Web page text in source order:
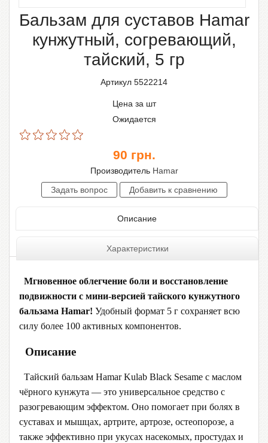
Бальзам для суставов Hamar
кунжутный, согревающий,
тайский, 5 гр
Артикул 5522214
Цена за шт
Ожидается
90 грн.
Производитель Hamar
Описание
Характеристики
Мгновенное облегчение боли и восстановление
подвижности с мини-версией тайского кунжутного
бальзама Hamar! Удобный формат 5 г сохраняет всю
силу более 100 активных компонентов.
Описание
Тайский бальзам Hamar Kulab Black Sesame с маслом
чёрного кунжута — это универсальное средство с
разогревающим эффектом. Оно помогает при болях в
суставах и мышцах, артрите, артрозе, остеопорозе, а
также эффективно при укусах насекомых, простудах и